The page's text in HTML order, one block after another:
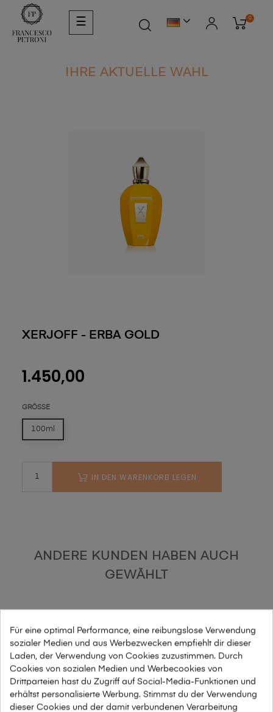
Umschalten
der
☰ 0
IHRE AKTUELLE WAHL
XERJOFF - ERBA GOLD
1.450,00
GRÖSSE
100ml
IN DEN WARENKORB LEGEN
ANDERE KUNDEN HABEN AUCH
GEWÄHLT
Für eine optimal Performance, eine reibungslose Verwendung
sozialer Medien und aus Werbezwecken empfiehlt dir dieser
Laden, der Verwendung von Cookies zuzustimmen. Durch
Cookies von sozialen Medien und Werbecookies von
Drittparteien hast du Zugriff auf Social-Media-Funktionen und
erhältst personalisierte Werbung. Stimmst du der Verwendung
dieser Cookies und der damit verbundenen Verarbeitung